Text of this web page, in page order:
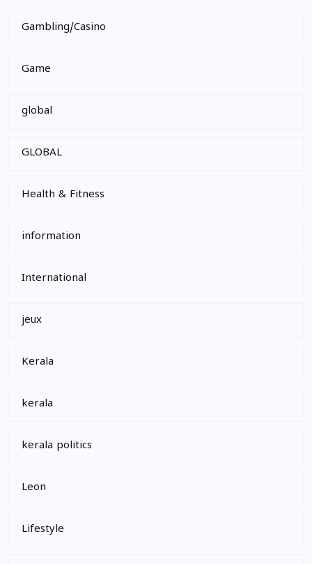
Gambling/Casino
Game
global
GLOBAL
Health & Fitness
information
International
jeux
Kerala
kerala
kerala politics
Leon
Lifestyle